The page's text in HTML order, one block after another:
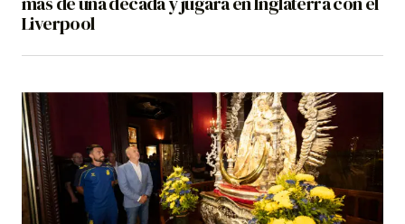
Liverpool